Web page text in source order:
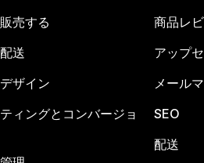
売する
送
ザイン
ィングとコンバージョ
商品レ
アップ
メール
SEO
配送